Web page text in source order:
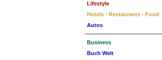
Lifestyle
Hotels - Restaurants - Food
Autos
Business
Buch Welt